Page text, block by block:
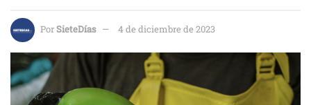
PorSieteDías 4 de diciembre de 2023